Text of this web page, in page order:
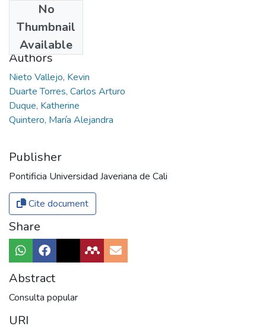
No
Thumbnail
Available
2017
Authors
Nieto Vallejo, Kevin
Duarte Torres, Carlos Arturo
Duque, Katherine
Quintero, María Alejandra
Publisher
Pontificia Universidad Javeriana de Cali
Cite document
Share
Abstract
Consulta popular
URI